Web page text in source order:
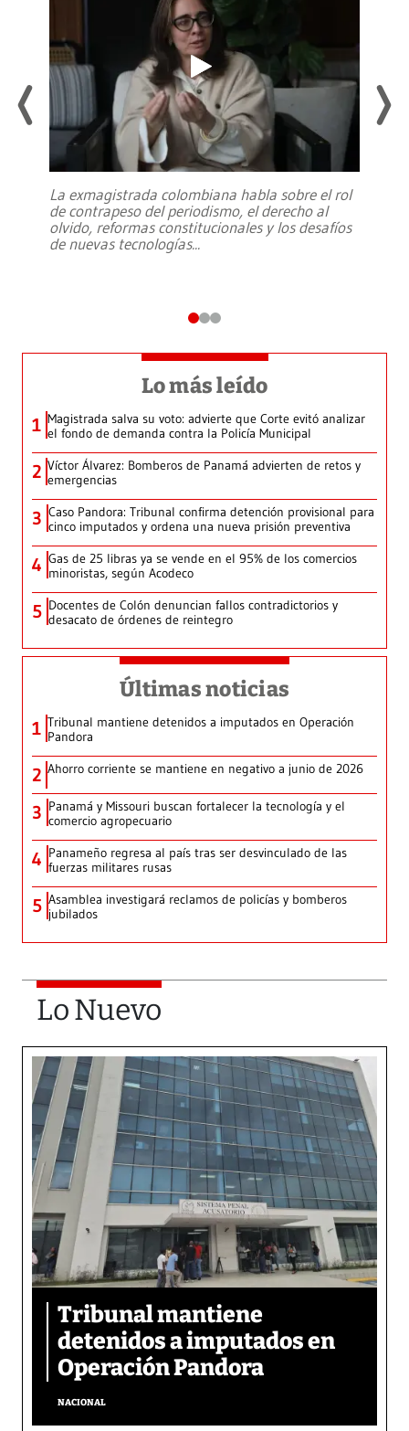
La exmagistrada colombiana habla sobre el rol
de contrapeso del periodismo, el derecho al
olvido, reformas constitucionales y los desafíos
de nuevas tecnologías...
Lo más leído
1 Magistrada salva su voto: advierte que Corte evitó analizar
el fondo de demanda contra la Policía Municipal
2 Víctor Álvarez: Bomberos de Panamá advierten de retos y
emergencias
3 Caso Pandora: Tribunal confirma detención provisional para
cinco imputados y ordena una nueva prisión preventiva
4 Gas de 25 libras ya se vende en el 95% de los comercios
minoristas, según Acodeco
5 Docentes de Colón denuncian fallos contradictorios y
desacato de órdenes de reintegro
Últimas noticias
1 Tribunal mantiene detenidos a imputados en Operación
Pandora
2 Ahorro corriente se mantiene en negativo a junio de 2026
3 Panamá y Missouri buscan fortalecer la tecnología y el
comercio agropecuario
4 Panameño regresa al país tras ser desvinculado de las
fuerzas militares rusas
5 Asamblea investigará reclamos de policías y bomberos
jubilados
Lo Nuevo
Tribunal mantiene
detenidos a imputados en
Operación Pandora
NACIONAL